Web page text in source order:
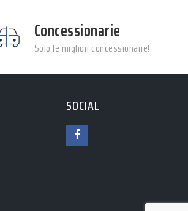
Concessionarie
Solo le migliori concessionarie!
SOCIAL